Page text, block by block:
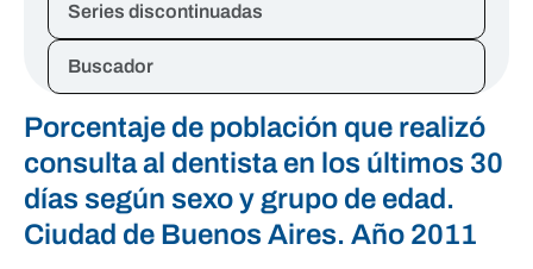
Series discontinuadas
Buscador
Porcentaje de población que realizó
consulta al dentista en los últimos 30
días según sexo y grupo de edad.
Ciudad de Buenos Aires. Año 2011